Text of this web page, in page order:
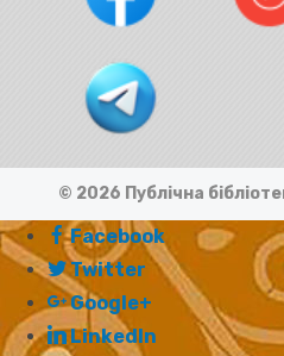
© 2026 Публічна
Facebook
Twitter
Google+
LinkedIn